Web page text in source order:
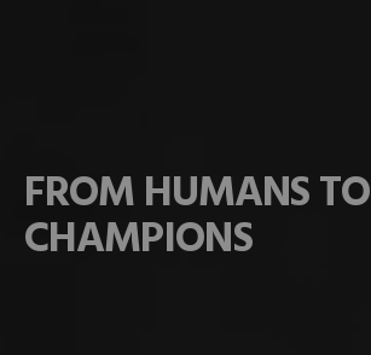
FROM HUMANS TO
CHAMPIONS